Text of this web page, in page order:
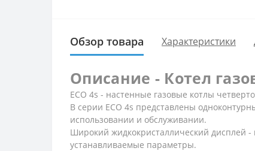
Обзор товара Характеристики
Описание - Котел
ECO 4s - настенные газовые котлы
В серии ECO 4s представлены
использовании и обслуживании.
Широкий жидкокристаллический дисплей -
устанавливаемые параметры.